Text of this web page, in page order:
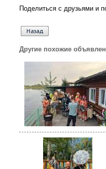
Поделиться с друзьями и
Другие похожие